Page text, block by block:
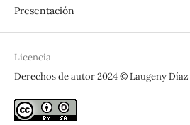
Presentación
Licencia
Derechos de autor 2024 © Laugeny Díaz